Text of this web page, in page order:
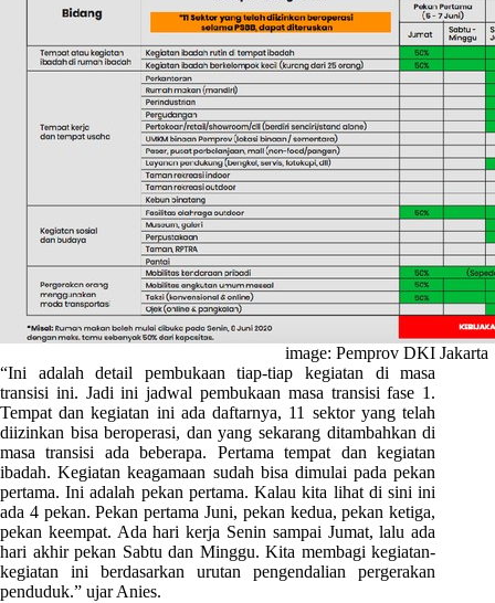
image: Pemprov DKI Jakarta
“Ini adalah detail pembukaan tiap-tiap kegiatan di masa
transisi ini. Jadi ini jadwal pembukaan masa transisi fase 1.
Tempat dan kegiatan ini ada daftarnya, 11 sektor yang telah
diizinkan bisa beroperasi, dan yang sekarang ditambahkan di
masa transisi ada beberapa. Pertama tempat dan kegiatan
ibadah. Kegiatan keagamaan sudah bisa dimulai pada pekan
pertama. Ini adalah pekan pertama. Kalau kita lihat di sini ini
ada 4 pekan. Pekan pertama Juni, pekan kedua, pekan ketiga,
pekan keempat. Ada hari kerja Senin sampai Jumat, lalu ada
hari akhir pekan Sabtu dan Minggu. Kita membagi kegiatan-
kegiatan ini berdasarkan urutan pengendalian pergerakan
penduduk.” ujar Anies.